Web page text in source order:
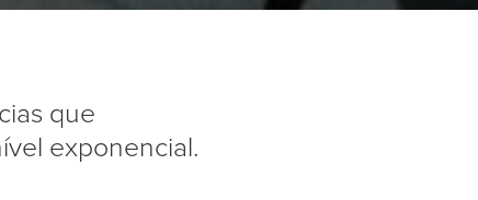
que
exponencial.